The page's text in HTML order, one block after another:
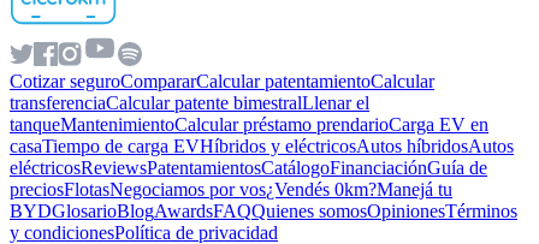
Cotizar seguroCompararCalcular patentamientoCalcular
transferenciaCalcular patente bimestralLlenar el
tanqueMantenimientoCalcular préstamo prendarioCarga EV en
casaTiempo de carga EVHíbridos y eléctricosAutos híbridosAutos
eléctricosReviewsPatentamientosCatálogoFinanciaciónGuía de
preciosFlotasNegociamos por vos¿Vendés 0km?Manejá tu
BYDGlosarioBlogAwardsFAQQuienes somosOpinionesTérminos
y condicionesPolítica de privacidad